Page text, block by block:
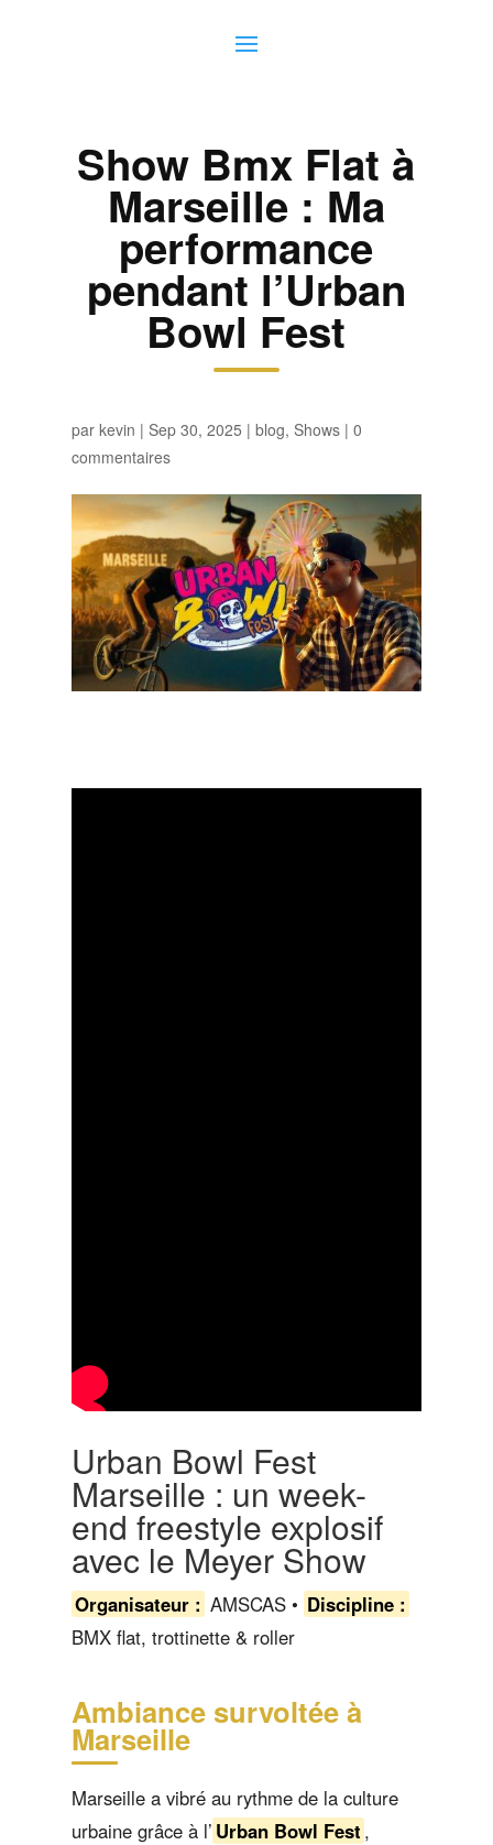
Show Bmx Flat à
Marseille : Ma
performance
pendant l’Urban
Bowl Fest
par kevin | Sep 30, 2025 | blog, Shows| 0
commentaires
Urban Bowl Fest
Marseille : un week-
end freestyle explosif
avec le Meyer Show
Organisateur : AMSCAS • Discipline :
BMX flat, trottinette & roller
Ambiance survoltée à
Marseille
Marseille a vibré au rythme de la culture
urbaine grâce à l’ Urban Bowl Fest ,